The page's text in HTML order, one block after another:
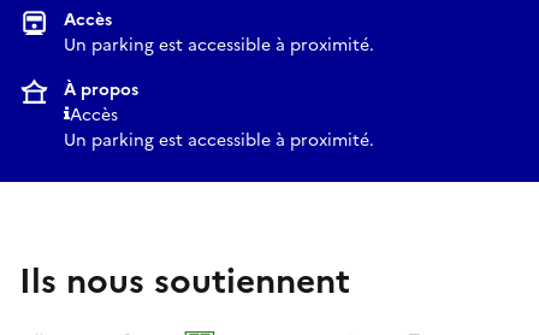
Accès
Un parking est accessible à proximité.
À propos
Accès
Un parking est accessible à proximité.
Ils nous soutiennent